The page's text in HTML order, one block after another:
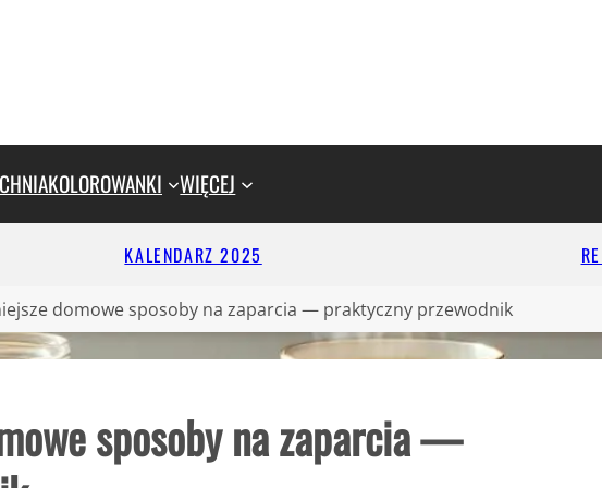
KOLOROWANKI WIĘCEJ
KALENDARZ 2025
domowe sposoby na zaparcia — praktyczny przewodnik
sposoby na zaparcia —